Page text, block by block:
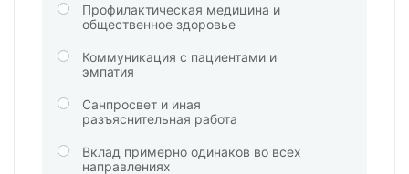
Профилактическая медицина и
общественное здоровье
Коммуникация с пациентами и
эмпатия
Санпросвет и иная
разъяснительная работа
Вклад примерно одинаков во всех
направлениях